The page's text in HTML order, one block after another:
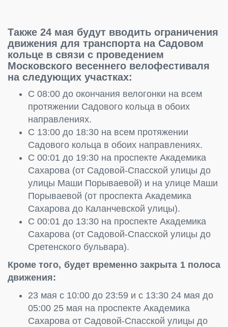
Также 24 мая будут вводить ограничения
движения для транспорта на Садовом
кольце в связи с проведением
Московского весеннего велофестиваля
на следующих участках:
С 08:00 до окончания велогонки на всем
протяжении Садового кольца в обоих
направлениях.
С 13:00 до 18:30 на всем протяжении
Садового кольца в обоих направлениях.
С 00:01 до 19:30 на проспекте Академика
Сахарова (от Садовой-Спасской улицы до
улицы Маши Порываевой) и на улице Маши
Порываевой (от проспекта Академика
Сахарова до Каланчевской улицы).
С 00:01 до 13:30 на проспекте Академика
Сахарова (от Садовой-Спасской улицы до
Сретенского бульвара).
Кроме того, будет временно закрыта 1 полоса
движения:
23 мая с 10:00 до 23:59 и с 13:30 24 мая до
05:00 25 мая на проспекте Академика
Сахарова от Садовой-Спасской улицы до